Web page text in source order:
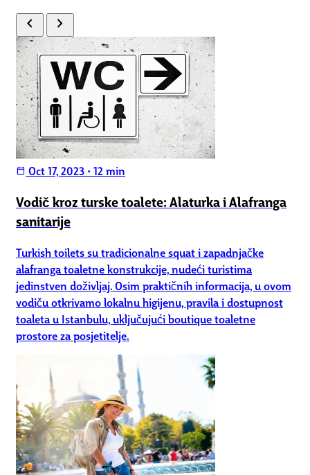
chevron_left chevron_right
calendar_today Oct 17, 2023 • 12 min
Vodič kroz turske toalete: Alaturka i Alafranga
sanitarije
Turkish toilets su tradicionalne squat i zapadnjačke
alafranga toaletne konstrukcije, nudeći turistima
jedinstven doživljaj. Osim praktičnih informacija, u ovom
vodiču otkrivamo lokalnu higijenu, pravila i dostupnost
toaleta u Istanbulu, uključujući boutique toaletne
prostore za posjetitelje.